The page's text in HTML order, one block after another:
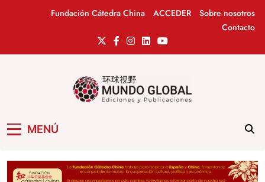
Fundación Cátedra China ACCEDER
Sobre nosotros
Contacto
MENÚ